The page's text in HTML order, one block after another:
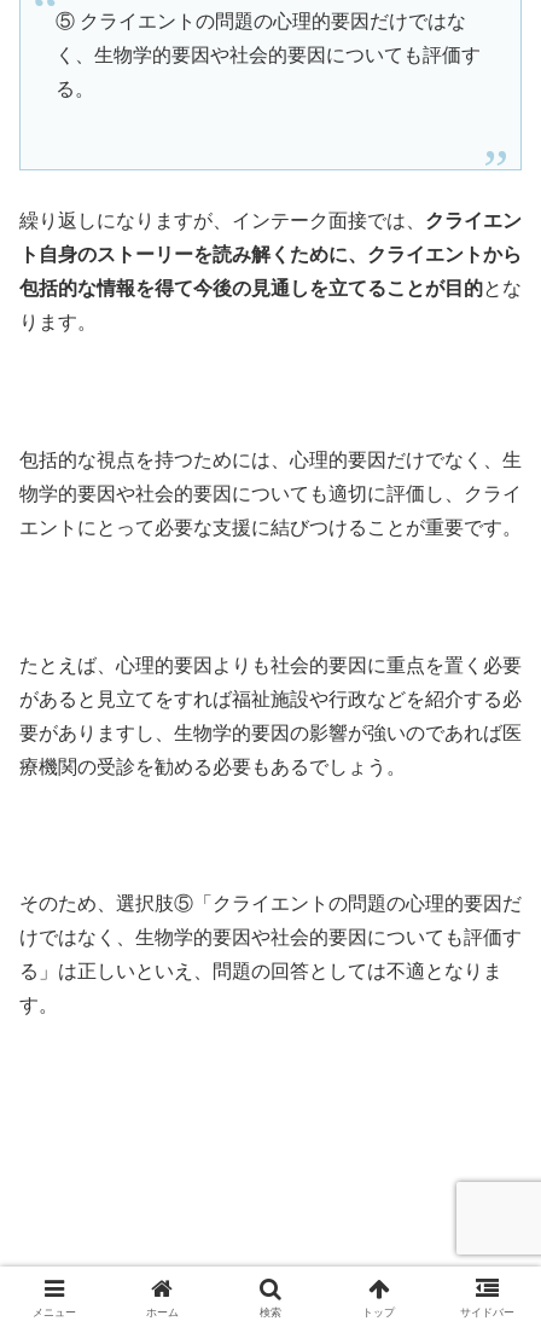
⑤ クライエントの問題の心理的要因だけではな
く、生物学的要因や社会的要因についても評価す
る。
繰り返しになりますが、インテーク面接では、 クライエン
ト自身のストーリーを読み解くために、クライエントから
包括的な情報を得て今後の見通しを立てることが目的とな
ります。
包括的な視点を持つためには、心理的要因だけでなく、生
物学的要因や社会的要因についても適切に評価し、クライ
エントにとって必要な支援に結びつけることが重要です。
たとえば、心理的要因よりも社会的要因に重点を置く必要
があると見立てをすれば福祉施設や行政などを紹介する必
要がありますし、生物学的要因の影響が強いのであれば医
療機関の受診を勧める必要もあるでしょう。
そのため、選択肢⑤「クライエントの問題の心理的要因だ
けではなく、生物学的要因や社会的要因についても評価す
る」は正しいといえ、問題の回答としては不適となりま
す。
メニュー ホーム 検索 トップ サイドバー